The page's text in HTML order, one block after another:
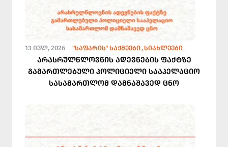
13 ᲘᲕᲚ, 2026 "ᲡᲐᲤᲐᲠᲘᲡ" ᲡᲐᲥᲛᲔᲔᲑᲘ ᲡᲘᲐᲮᲚᲔᲔᲑᲘ
არასრულწლოვნის ადევნების ფაქტზე
გამართლებული პოლიციელი სააპელაციო
სასამართლომ დამნაშავედ ცნო